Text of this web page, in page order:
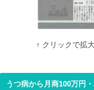
↑ クリックで拡
うつ病から月商100万円